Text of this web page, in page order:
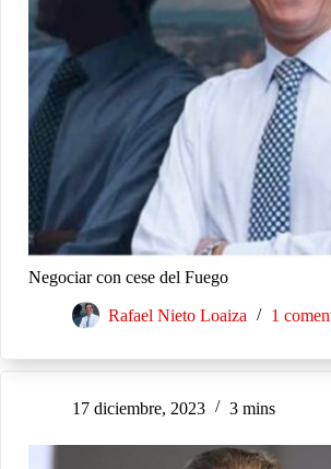
Negociar con cese del Fuego
Rafael Nieto Loaiza 1
17 diciembre, 2023 3 mins